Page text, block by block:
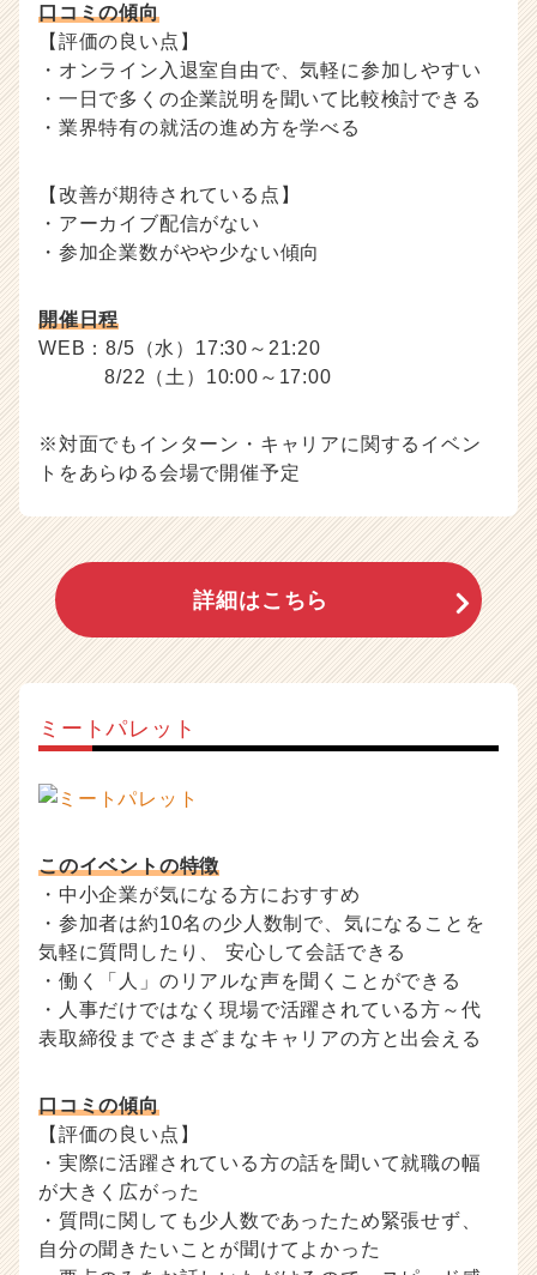
口コミの傾向
【評価の良い点】
・オンライン入退室自由で、気軽に参加しやすい
・一日で多くの企業説明を聞いて比較検討できる
・業界特有の就活の進め方を学べる
【改善が期待されている点】
・アーカイブ配信がない
・参加企業数がやや少ない傾向
開催日程
WEB：8/5（水）17:30～21:20
8/22（土）10:00～17:00
※対面でもインターン・キャリアに関するイベン
トをあらゆる会場で開催予定
詳細はこちら
ミートパレット
このイベントの特徴
・中小企業が気になる方におすすめ
・参加者は約10名の少人数制で、気になることを
気軽に質問したり、 安心して会話できる
・働く「人」のリアルな声を聞くことができる
・人事だけではなく現場で活躍されている方～代
表取締役までさまざまなキャリアの方と出会える
口コミの傾向
【評価の良い点】
・実際に活躍されている方の話を聞いて就職の幅
が大きく広がった
・質問に関しても少人数であったため緊張せず、
自分の聞きたいことが聞けてよかった